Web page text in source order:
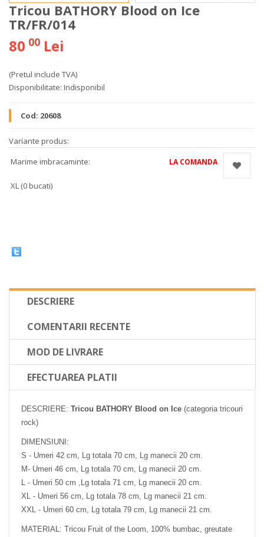
Tricou BATHORY Blood on Ice
TR/FR/014
80 00 Lei
(Pretul include TVA)
Disponibilitate: Indisponibil
Cod: 20608
Variante produs:
Marime imbracaminte:
XL (0 bucati)
LA COMANDA
DESCRIERE
COMENTARII RECENTE
MOD DE LIVRARE
EFECTUAREA PLATII
DESCRIERE: Tricou BATHORY Blood on Ice (categoria tricouri
rock)
DIMENSIUNI:
S - Umeri 42 cm, Lg totala 70 cm, Lg manecii 20 cm.
M- Umeri 46 cm, Lg totala 70 cm, Lg manecii 20 cm.
L - Umeri 50 cm ,Lg totala 71 cm, Lg manecii 20 cm.
XL - Umeri 56 cm, Lg totala 78 cm, Lg manecii 21 cm.
XXL - Umeri 60 cm, Lg totala 79 cm, Lg manecii 21 cm.
MATERIAL: Tricou Fruit of the Loom, 100% bumbac, greutate